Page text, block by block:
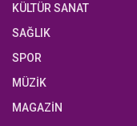
KÜLTÜR SANAT
SAĞLIK
SPOR
MÜZİK
MAGAZİN